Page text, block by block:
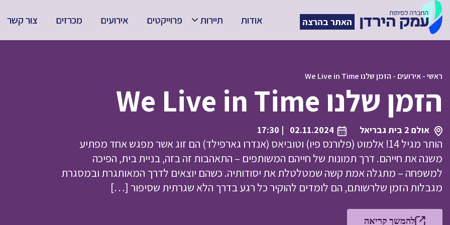
האתר בהרצה אודות תיירות פרוייקטים אירועים מכרזים צור קשר
ראשי-אירועים - הזמן שלנו We Live in Time
הזמן שלנו We Live in Time
אולם 2 בית גבריאל 02.11.2024
| 17:30
הותר מגיל 14! אלמוט (פלורנס פיו) וטוביאס (אנדרו גארפילד) הם זוג אשר מפגש אחד מפתיע
משנה את חייהם. דרך תמונות של חייהם המשותפים – התאהבות זה בזה, בניית בית, הפיכה
למשפחה – מתגלה אמת קשה שמטלטלת את יסודותיה. כשהם יוצאים לדרך המאותגרת ובמסגרת
מגבלות הזמן שלרשותם, הם לומדים להוקיר כל רגע בדרך הלא שגרתית שסיפור […]
להמשך קריאה